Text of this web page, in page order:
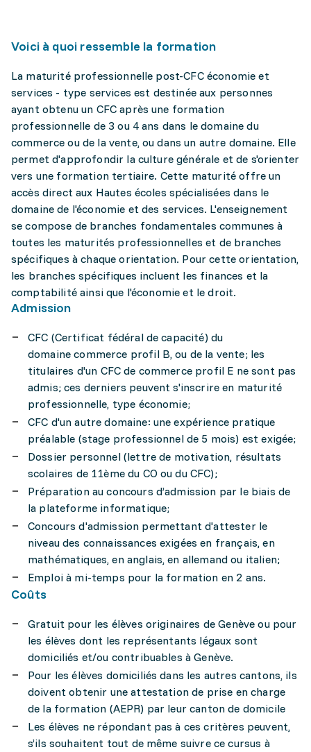
Voici à quoi ressemble la formation
La maturité professionnelle post-CFC économie et
services - type services est destinée aux personnes
ayant obtenu un CFC après une formation
professionnelle de 3 ou 4 ans dans le domaine du
commerce ou de la vente, ou dans un autre domaine. Elle
permet d'approfondir la culture générale et de s'orienter
vers une formation tertiaire. Cette maturité offre un
accès direct aux Hautes écoles spécialisées dans le
domaine de l'économie et des services. L'enseignement
se compose de branches fondamentales communes à
toutes les maturités professionnelles et de branches
spécifiques à chaque orientation. Pour cette orientation,
les branches spécifiques incluent les finances et la
comptabilité ainsi que l'économie et le droit.
Admission
CFC (Certificat fédéral de capacité) du
domaine commerce profil B, ou de la vente; les
titulaires d'un CFC de commerce profil E ne sont pas
admis; ces derniers peuvent s'inscrire en maturité
professionnelle, type économie;
CFC d'un autre domaine: une expérience pratique
préalable (stage professionnel de 5 mois) est exigée;
Dossier personnel (lettre de motivation, résultats
scolaires de 11ème du CO ou du CFC);
Préparation au concours d’admission par le biais de
la plateforme informatique;
Concours d'admission permettant d'attester le
niveau des connaissances exigées en français, en
mathématiques, en anglais, en allemand ou italien;
Emploi à mi-temps pour la formation en 2 ans.
Coûts
Gratuit pour les élèves originaires de Genève ou pour
les élèves dont les représentants légaux sont
domiciliés et/ou contribuables à Genève.
Pour les élèves domiciliés dans les autres cantons, ils
doivent obtenir une attestation de prise en charge
de la formation (AEPR) par leur canton de domicile
Les élèves ne répondant pas à ces critères peuvent,
s’ils souhaitent tout de même suivre ce cursus à